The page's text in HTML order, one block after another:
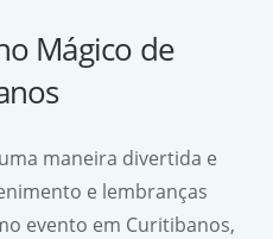
Mágico de
maneira divertida e
e lembranças
evento em Curitibanos,